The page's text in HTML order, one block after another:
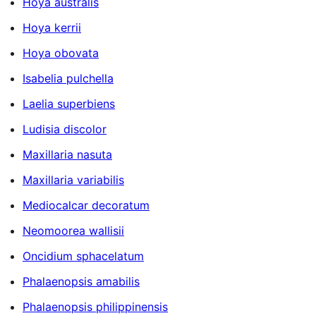
Hoya kerrii
Hoya obovata
Isabelia pulchella
Laelia superbiens
Ludisia discolor
Maxillaria nasuta
Maxillaria variabilis
Mediocalcar decoratum
Neomoorea wallisii
Oncidium sphacelatum
Phalaenopsis amabilis
Phalaenopsis philippinensis